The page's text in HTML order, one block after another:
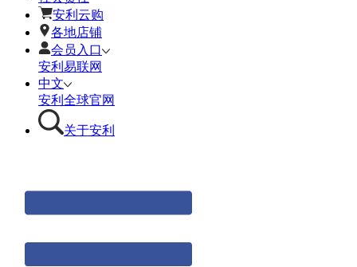
安利云购
各地店铺
会员入口
安利易联网
中文
安利全球官网
关于安利